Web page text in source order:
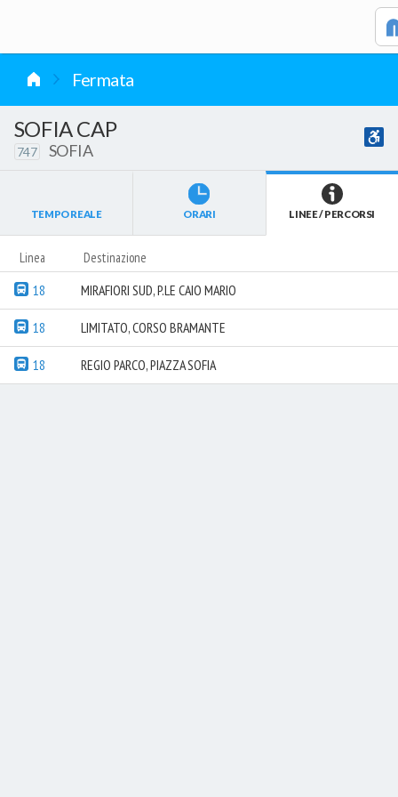
Fermata
SOFIA CAP
747 SOFIA
TEMPO REALE ORARI LINEE / PERCORSI
Linea Destinazione
18 MIRAFIORI SUD, P.LE CAIO MARIO
18 LIMITATO, CORSO BRAMANTE
18 REGIO PARCO, PIAZZA SOFIA